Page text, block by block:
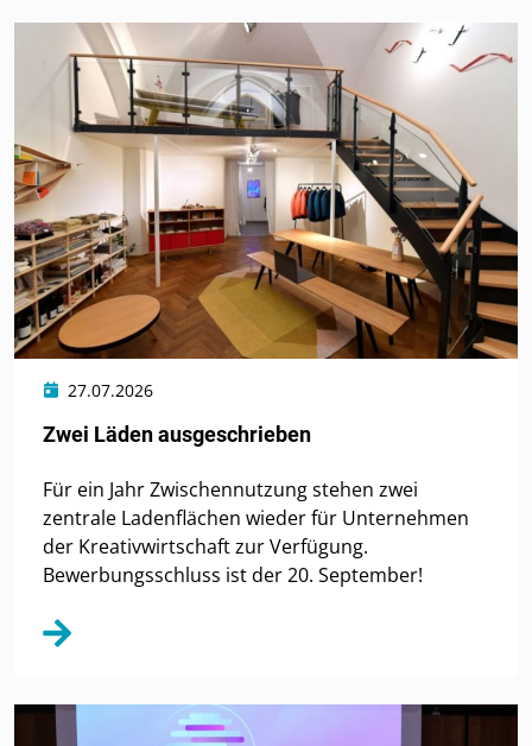
Zwei Läden ausgeschrieben
27.07.2026
Für ein Jahr Zwischennutzung stehen zwei
zentrale Ladenflächen wieder für Unternehmen
der Kreativwirtschaft zur Verfügung.
Bewerbungsschluss ist der 20. September!